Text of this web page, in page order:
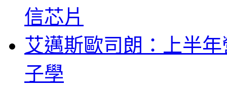
信芯片
艾邁斯歐司朗：上半
子學